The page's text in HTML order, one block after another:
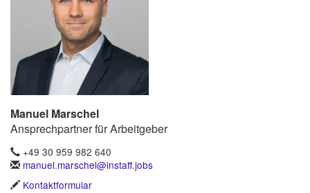
Manuel Marschel
Ansprechpartner für Arbeitgeber
+49 30 959 982 640
manuel.marschel@instaff.jobs
Kontaktformular